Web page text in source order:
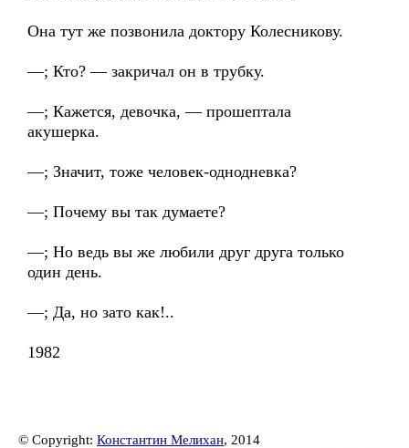
Она тут же позвонила доктору Колесникову.
—; Кто? — закричал он в трубку.
—; Кажется, девочка, — прошептала
акушерка.
—; Значит, тоже человек-однодневка?
—; Почему вы так думаете?
—; Но ведь вы же любили друг друга только
один день.
—; Да, но зато как!..
1982
© Copyright: Константин Мелихан, 2014